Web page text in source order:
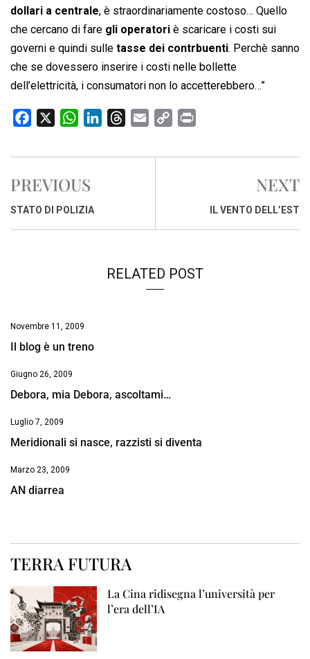
dollari a centrale, è straordinariamente costoso… Quello
che cercano di fare gli operatori è scaricare i costi sui
governi e quindi sulle tasse dei contrbuenti. Perchè sanno
che se dovessero inserire i costi nelle bollette
dell’elettricità, i consumatori non lo accetterebbero…”
c
b
o
W
a
s
A
n
r
a
p
i
PREVIOUS
STATO DI POLIZIA
NEXT
IL VENTO DELL’EST
RELATED POST
Novembre 11, 2009
Il blog è un treno
Giugno 26, 2009
Debora, mia Debora, ascoltami…
Luglio 7, 2009
Meridionali si nasce, razzisti si diventa
Marzo 23, 2009
AN diarrea
TERRA FUTURA
La Cina ridisegna l’università per
l’era dell’IA